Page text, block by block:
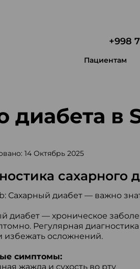
+998
Пациентам
диабета в
14 Октябрь 2025
сахарного
Сахарный диабет — важно
диабет — хроническое
Регулярная
избежать осложнений.
симптомы:
жажда и сухость во рту